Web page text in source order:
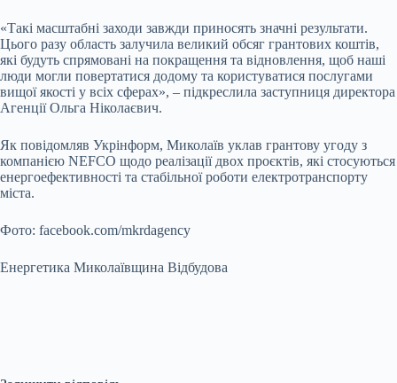
«Такі масштабні заходи завжди приносять значні результати.
Цього разу область залучила великий обсяг грантових коштів,
які будуть спрямовані на покращення та відновлення, щоб наші
люди могли повертатися додому та користуватися послугами
вищої якості у всіх сферах», – підкреслила заступниця директора
Агенції Ольга Ніколаєвич.
Як повідомляв Укрінформ, Миколаїв уклав грантову угоду з
компанією NEFCO щодо реалізації двох проєктів, які стосуються
енергоефективності та стабільної роботи електротранспорту
міста.
Фото: facebook.com/mkrdagency
Енергетика Миколаївщина Відбудова